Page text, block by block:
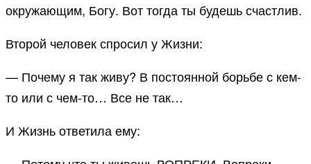
окружающим, Богу. Вот тогда ты будешь счастлив.
Второй человек спросил у Жизни:
— Почему я так живу? В постоянной борьбе с кем-
то или с чем-то… Все не так…
И Жизнь ответила ему: